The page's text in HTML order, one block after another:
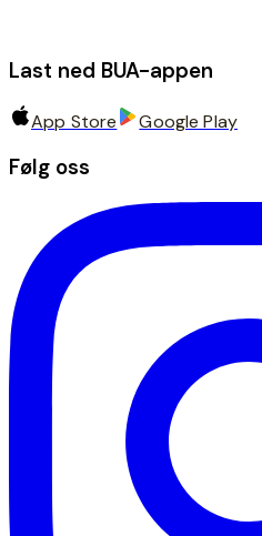
Last ned BUA-appen
App Store Google Play
Følg oss